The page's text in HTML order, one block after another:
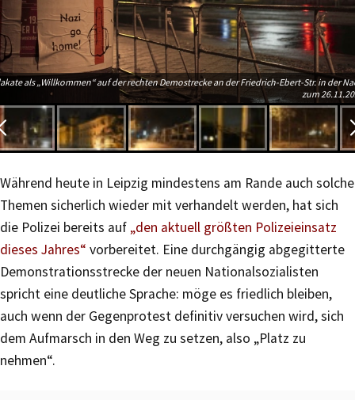
als „Willkommen“ auf der rechten Demostrecke an der Friedrich-Ebert-Str. in der
zum
Während heute in Leipzig mindestens am Rande auch solche
Themen sicherlich wieder mit verhandelt werden, hat sich
die Polizei bereits auf „den aktuell größten Polizeieinsatz
dieses Jahres“ vorbereitet. Eine durchgängig abgegitterte
Demonstrationsstrecke der neuen Nationalsozialisten
spricht eine deutliche Sprache: möge es friedlich bleiben,
auch wenn der Gegenprotest definitiv versuchen wird, sich
dem Aufmarsch in den Weg zu setzen, also „Platz zu
nehmen“.